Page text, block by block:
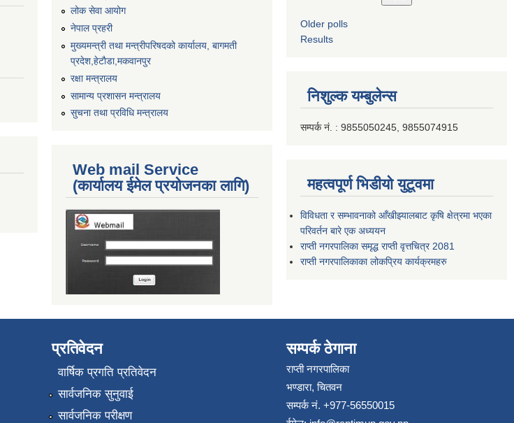
लोक सेवा आयोग
नेपाल प्रहरी
मुख्यमन्त्री तथा मन्त्रीपरिषदको कार्यालय, बागमती
प्रदेश,हेटाैडा,मकवानपुर
रक्षा मन्त्रालय
सामान्य प्रशासन मन्त्रालय
सुचना तथा प्रविधि मन्त्रालय
Web mail Service
(कार्यालय ईमेल प्रयोजनका लागि)
Older polls
Results
निशुल्क यम्बुलेन्स
सम्पर्क नं. : 9855050245, 9855074915
महत्वपूर्ण भिडीयो युटूवमा
विविधता र सम्भावनाको आँखीझ्यालबाट कृषि क्षेत्रमा भएका
परिवर्तन बारे एक अध्ययन
राप्ती नगरपालिका समृद्ध राप्ती वृत्तचित्र 2081
राप्ती नगरपालिकाका लोकप्रिय कार्यक्रमहरु
प्रतिवेदन
वार्षिक प्रगति प्रतिवेदन
सार्वजनिक सुनुवाई
सार्वजनिक परीक्षण
सम्पर्क ठेगाना
राप्ती नगरपालिका
भण्डारा, चितवन
सम्पर्क नं. +977-56550015